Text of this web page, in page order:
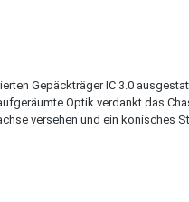
Gepäckträger IC 3.0
Optik verdankt das
versehen und ein konisches